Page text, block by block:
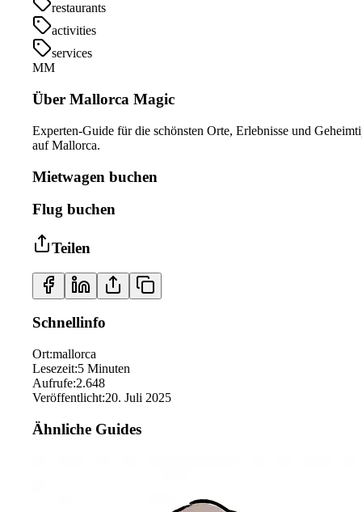
restaurants
activities
services
MM
Über Mallorca Magic
Experten-Guide für die schönsten Orte, Erlebnisse und
auf Mallorca.
Mietwagen buchen
Flug buchen
Teilen
Schnellinfo
Ort:mallorca
Lesezeit:5 Minuten
Aufrufe:2.648
Veröffentlicht:20. Juli 2025
Ähnliche Guides